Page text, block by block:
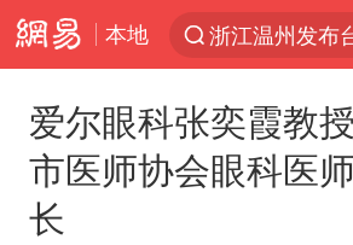
本地
白海豚将正面
名创优品一次
爱尔眼科张奕霞教
市医师协会眼科医
长